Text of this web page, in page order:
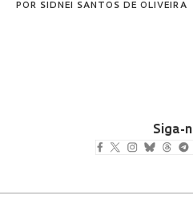
POR SIDNEI SANTOS DE OLIVEIRA
Siga-